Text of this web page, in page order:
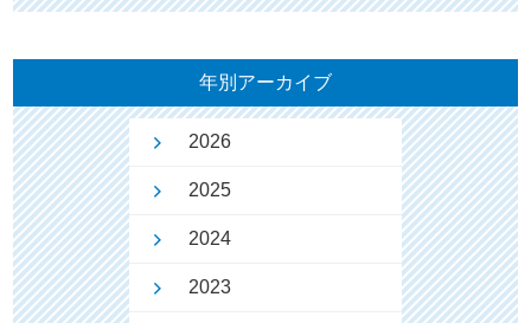
年別アーカイブ
2026
2025
2024
2023